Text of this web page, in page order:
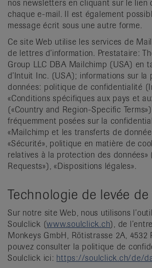
nos newsletters en cliquant sur le lien
chaque e-mail. Il est également
message écrit sous une autre forme.
Ce site Web utilise les services de
de lettres d’information. Prestataire:
Group LLC DBA Mailchimp (USA) en
d’Intuit Inc. (USA); informations sur la
données: politique de confidentialité
«Conditions spécifiques aux pays et
(«Country and Region-Specific
fréquemment posées sur la
«Mailchimp et les transferts de
«Sécurité», politique en matière de
relatives à la protection des données»
Requests»), «Dispositions légales».
Technologie de levée
Sur notre site Web, nous utilisons
Soulclick (www.soulclick.ch), de
Monkeys GmbH, Rötistrasse 2A, 4532
pouvez consulter la politique de
Soulclick ici: https://soulclick.ch/de/